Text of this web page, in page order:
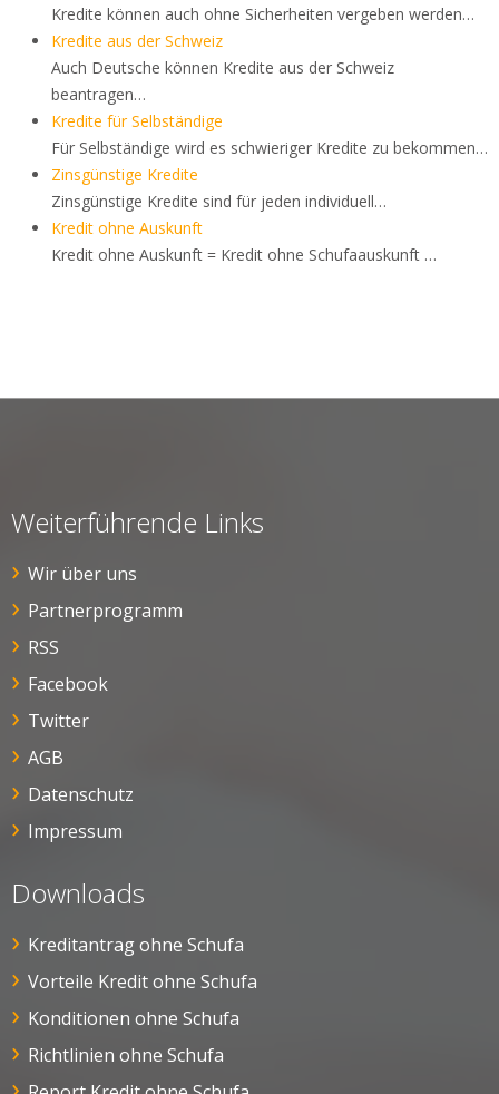
Kredite können auch ohne Sicherheiten vergeben werden…
Kredite aus der Schweiz
Auch Deutsche können Kredite aus der Schweiz
beantragen…
Kredite für Selbständige
Für Selbständige wird es schwieriger Kredite zu bekommen…
Zinsgünstige Kredite
Zinsgünstige Kredite sind für jeden individuell…
Kredit ohne Auskunft
Kredit ohne Auskunft = Kredit ohne Schufaauskunft …
Weiterführende Links
Wir über uns
Partnerprogramm
RSS
Facebook
Twitter
AGB
Datenschutz
Impressum
Downloads
Kreditantrag ohne Schufa
Vorteile Kredit ohne Schufa
Konditionen ohne Schufa
Richtlinien ohne Schufa